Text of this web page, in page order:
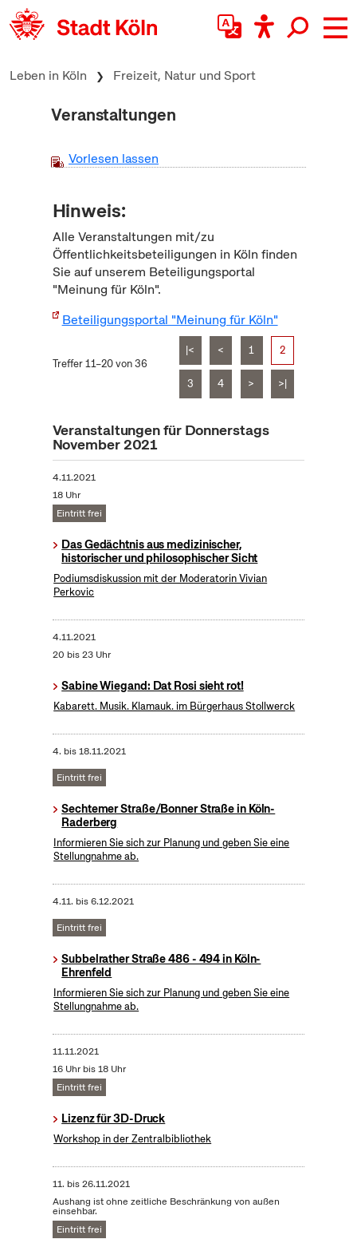
zum Inhalt springen
Leben in Köln Freizeit, Natur und Sport
Veranstaltungen
Vorlesen lassen
Hinweis:
Alle Veranstaltungen mit/zu
Öffentlichkeitsbeteiligungen in Köln finden
Sie auf unserem Beteiligungsportal
"Meinung für Köln".
Beteiligungsportal "Meinung für Köln"
Treffer 11–20 von 36
|< < 1 2
3 4 > >|
Veranstaltungen für Donnerstags
November 2021
4.11.2021
18 Uhr
Eintritt frei
Das Gedächtnis aus medizinischer,
historischer und philosophischer Sicht
Podiumsdiskussion mit der Moderatorin Vivian
Perkovic
4.11.2021
20 bis 23 Uhr
Sabine Wiegand: Dat Rosi sieht rot!
Kabarett. Musik. Klamauk. im Bürgerhaus Stollwerck
4. bis18.11.2021
Eintritt frei
Sechtemer Straße/Bonner Straße in Köln-
Raderberg
Informieren Sie sich zur Planung und geben Sie eine
Stellungnahme ab.
4.11. bis6.12.2021
Eintritt frei
Subbelrather Straße 486 - 494 in Köln-
Ehrenfeld
Informieren Sie sich zur Planung und geben Sie eine
Stellungnahme ab.
11.11.2021
16 Uhr bis 18 Uhr
Eintritt frei
Lizenz für 3D-Druck
Workshop in der Zentralbibliothek
11. bis26.11.2021
Aushang ist ohne zeitliche Beschränkung von außen
einsehbar.
Eintritt frei